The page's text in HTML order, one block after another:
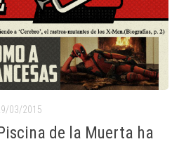
03/2015
de la Muerta ha